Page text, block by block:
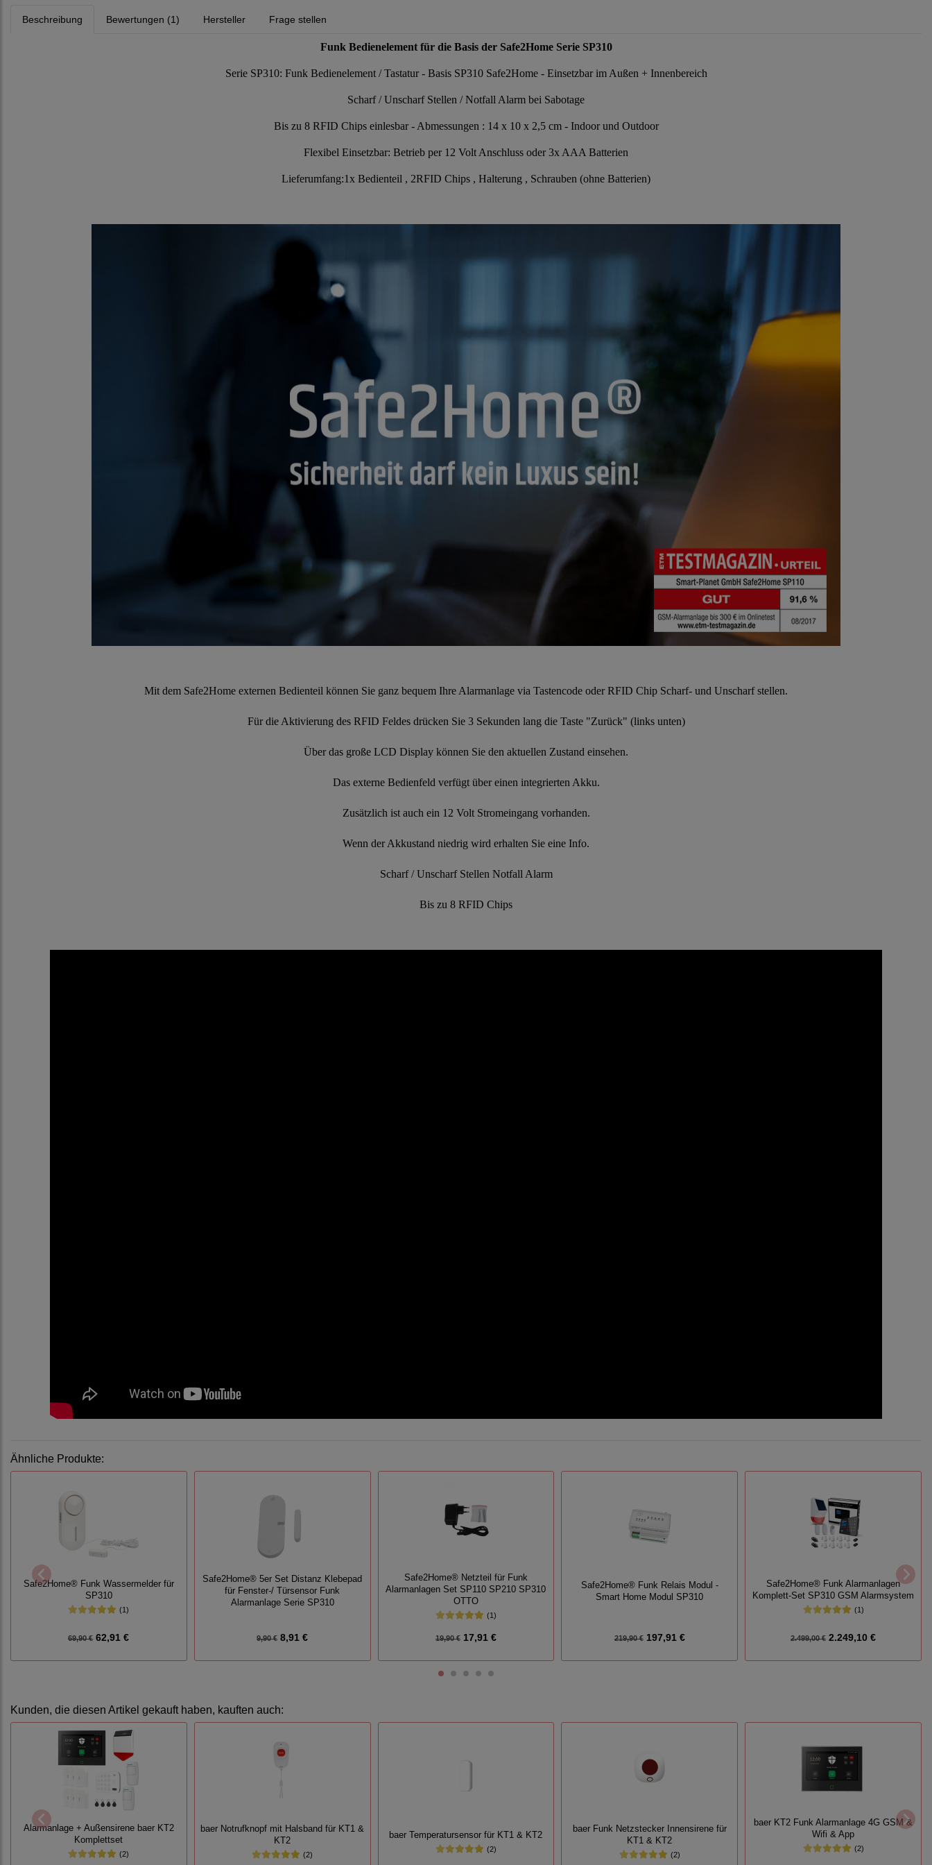
Beschreibung Bewertungen (1) Hersteller Frage stellen
Funk Bedienelement für die Basis der Safe2Home Serie SP310
Serie SP310: Funk Bedienelement / Tastatur - Basis SP310 Safe2Home - Einsetzbar im Außen + Innenbereich
Scharf / Unscharf Stellen / Notfall Alarm bei Sabotage
Bis zu 8 RFID Chips einlesbar - Abmessungen : 14 x 10 x 2,5 cm - Indoor und Outdoor
Flexibel Einsetzbar: Betrieb per 12 Volt Anschluss oder 3x AAA Batterien
Lieferumfang:1x Bedienteil , 2RFID Chips , Halterung , Schrauben (ohne Batterien)
Mit dem Safe2Home externen Bedienteil können Sie ganz bequem Ihre Alarmanlage via Tastencode oder RFID Chip Scharf- und Unscharf stellen.
Für die Aktivierung des RFID Feldes drücken Sie 3 Sekunden lang die Taste "Zurück" (links unten)
Über das große LCD Display können Sie den aktuellen Zustand einsehen.
Das externe Bedienfeld verfügt über einen integrierten Akku.
Zusätzlich ist auch ein 12 Volt Stromeingang vorhanden.
Wenn der Akkustand niedrig wird erhalten Sie eine Info.
Scharf / Unscharf Stellen Notfall Alarm
Bis zu 8 RFID Chips
Ähnliche Produkte:
Safe2Home® Funk Wassermelder für
SP310
(1)
69,90 €62,91 €
Safe2Home® 5er Set Distanz Klebepad
für Fenster-/ Türsensor Funk
Alarmanlage Serie SP310
9,90 € 8,91 €
Safe2Home® Netzteil für Funk
Alarmanlagen Set SP110 SP210 SP310
OTTO
(1)
19,90 €17,91 €
Safe2Home® Funk Relais Modul -
Smart Home Modul SP310
219,90 €197,91 €
Safe2Home® Funk Alarmanlagen
Komplett-Set SP310 GSM Alarmsystem
(1)
2.499,00 € 2.249,10 €
Kunden, die diesen Artikel gekauft haben, kauften auch:
Alarmanlage + Außensirene baer KT2
Komplettset
(2)
baer Notrufknopf mit Halsband für KT1 &
KT2
(2)
baer Temperatursensor für KT1 & KT2
(2)
baer Funk Netzstecker Innensirene für
KT1 & KT2
(2)
baer KT2 Funk Alarmanlage 4G GSM &
Wifi & App
(2)